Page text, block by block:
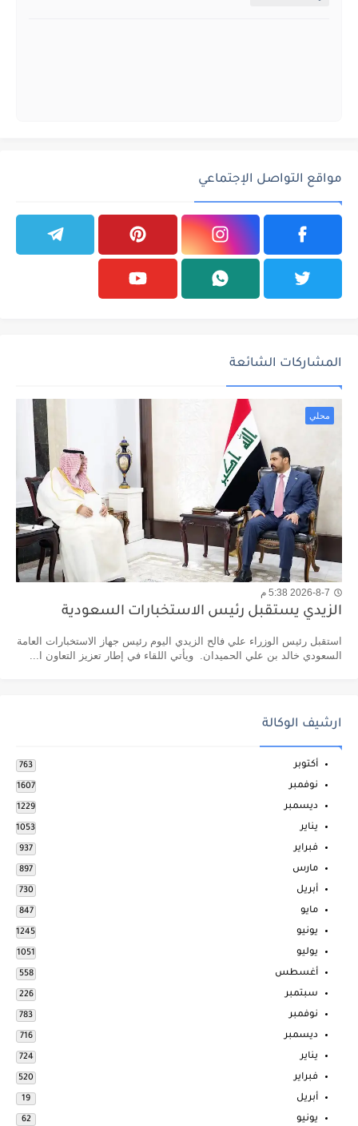
مواقع التواصل الإجتماعي
المشاركات الشائعة
محلي
2026-8-7 5:38 م
الزيدي يستقبل رئيس الاستخبارات السعودية
استقبل رئيس الوزراء علي فالح الزيدي اليوم رئيس جهاز الاستخبارات العامة
السعودي خالد بن علي الحميدان. ويأتي اللقاء في إطار تعزيز التعاون ا...
ارشيف الوكالة
أكتوبر 763
نوفمبر 1607
ديسمبر 1229
يناير 1053
فبراير 937
مارس 897
أبريل 730
مايو 847
يونيو 1245
يوليو 1051
أغسطس 558
سبتمبر 226
نوفمبر 783
ديسمبر 716
يناير 724
فبراير 520
أبريل 19
يونيو 62